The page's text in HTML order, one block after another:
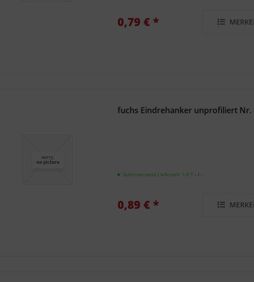
0,79 € *
fuchs Eindrehanker unprofiliert Nr.
Sofortversand Lieferzeit 1-3 T- ℹ -
0,89 € *